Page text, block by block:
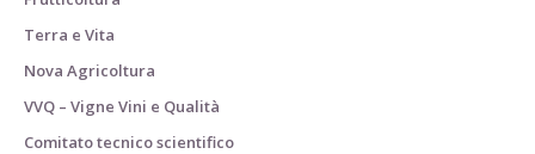
Terra e Vita
Nova Agricoltura
VVQ – Vigne Vini e Qualità
Comitato tecnico scientifico